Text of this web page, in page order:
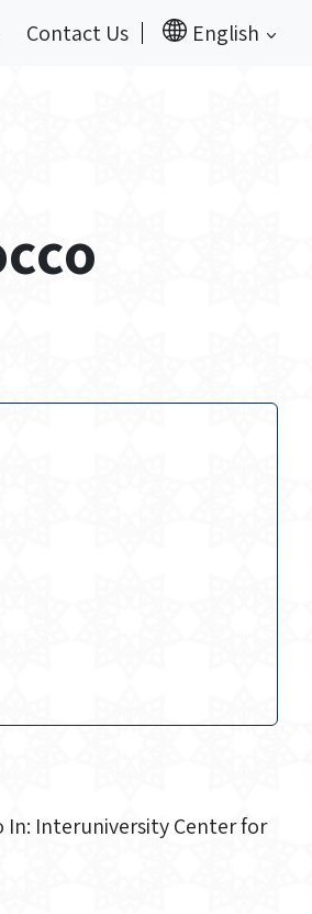
Contact Us English
In: Interuniversity Center for